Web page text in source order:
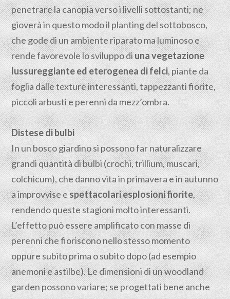
penetrare la canopia verso i livelli sottostanti; ne
gioverà in questo modo il planting del sottobosco,
che gode di un ambiente riparato ma luminoso e
rende favorevole lo sviluppo diuna vegetazione
lussureggiante ed eterogenea di felci, piante da
foglia dalle texture interessanti, tappezzanti fiorite,
piccoli arbusti e perenni da mezz’ombra.
Distese di bulbi
In un bosco giardino si possono far naturalizzare
grandi quantità di bulbi (crochi, trillium, muscari,
colchicum), che danno vita in primavera e in autunno
a improvvise espettacolari esplosioni fiorite,
rendendo queste stagioni molto interessanti.
L’effetto può essere amplificato con masse di
perenni che fioriscono nello stesso momento
oppure subito prima o subito dopo (ad esempio
anemoni e astilbe). Le dimensioni di un woodland
garden possono variare; se progettati bene anche